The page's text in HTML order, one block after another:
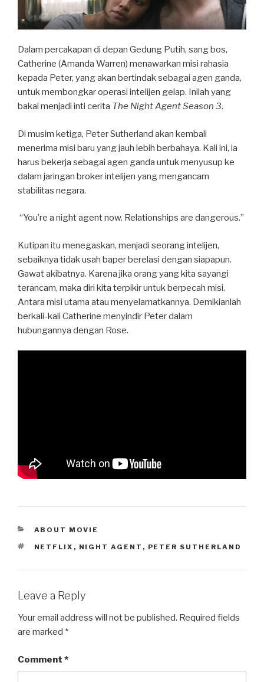
Dalam percakapan di depan Gedung Putih, sang bos,
Catherine (Amanda Warren) menawarkan misi rahasia
kepada Peter, yang akan bertindak sebagai agen ganda,
untuk membongkar operasi intelijen gelap. Inilah yang
bakal menjadi inti cerita The Night Agent Season 3.
Di musim ketiga, Peter Sutherland akan kembali
menerima misi baru yang jauh lebih berbahaya. Kali ini, ia
harus bekerja sebagai agen ganda untuk menyusup ke
dalam jaringan broker intelijen yang mengancam
stabilitas negara.
“You’re a night agent now. Relationships are dangerous.”
Kutipan itu menegaskan, menjadi seorang intelijen,
sebaiknya tidak usah baper berelasi dengan siapapun.
Gawat akibatnya. Karena jika orang yang kita sayangi
terancam, maka diri kita terpikir untuk berpecah misi.
Antara misi utama atau menyelamatkannya. Demikianlah
berkali-kali Catherine menyindir Peter dalam
hubungannya dengan Rose.
CATEGORIES
ABOUT MOVIE
TAGS
NETFLIX , NIGHT AGENT , PETER SUTHERLAND
Leave a Reply
Your email address will not be published. Required fields
are marked *
Comment *